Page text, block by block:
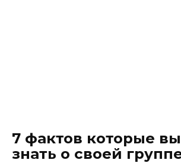
7 фактов которые
знать о своей